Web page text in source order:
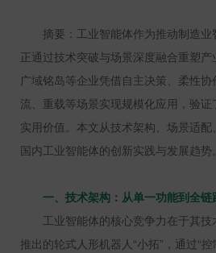
摘要：工业智能体作为推动制造业
正通过技术突破与场景深度融合重塑产
广域铭岛等企业凭借自主决策、柔性
流、重载等场景实现规模化应用，验证
实用价值。本文从技术架构、场景适
国内工业智能体的创新实践与发展趋势。
一、技术架构：从单一功能到全链
工业智能体的核心竞争力在于其
推出的轮式人形机器人“小拓”，通过“控